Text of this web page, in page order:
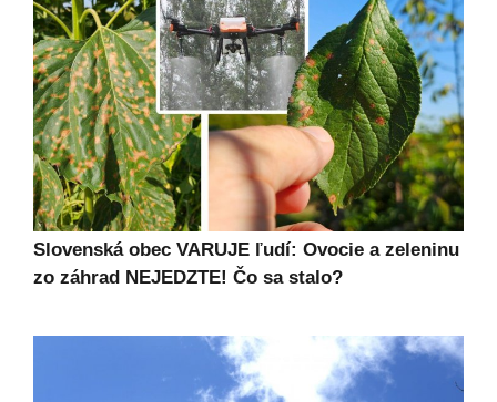
Slovenská obec VARUJE ľudí: Ovocie a zeleninu
zo záhrad NEJEDZTE! Čo sa stalo?